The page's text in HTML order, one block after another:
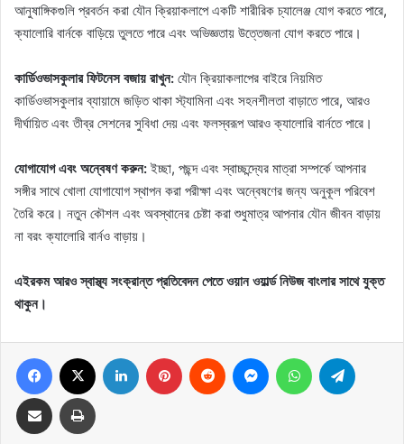
আনুষাঙ্গিকগুলি প্রবর্তন করা যৌন ক্রিয়াকলাপে একটি শারীরিক চ্যালেঞ্জ যোগ করতে পারে,
ক্যালোরি বার্নকে বাড়িয়ে তুলতে পারে এবং অভিজ্ঞতায় উত্তেজনা যোগ করতে পারে।
কার্ডিওভাসকুলার ফিটনেস বজায় রাখুন: যৌন ক্রিয়াকলাপের বাইরে নিয়মিত
কার্ডিওভাসকুলার ব্যায়ামে জড়িত থাকা স্ট্যামিনা এবং সহনশীলতা বাড়াতে পারে, আরও
দীর্ঘায়িত এবং তীব্র সেশনের সুবিধা দেয় এবং ফলস্বরূপ আরও ক্যালোরি বার্নতে পারে।
যোগাযোগ এবং অন্বেষণ করুন: ইচ্ছা, পছন্দ এবং স্বাচ্ছন্দ্যের মাত্রা সম্পর্কে আপনার
সঙ্গীর সাথে খোলা যোগাযোগ স্থাপন করা পরীক্ষা এবং অন্বেষণের জন্য অনুকূল পরিবেশ
তৈরি করে। নতুন কৌশল এবং অবস্থানের চেষ্টা করা শুধুমাত্র আপনার যৌন জীবন বাড়ায়
না বরং ক্যালোরি বার্নও বাড়ায়।
এইরকম আরও স্বাস্থ্য সংক্রান্ত প্রতিবেদন পেতে ওয়ান ওয়ার্ল্ড নিউজ বাংলার সাথে যুক্ত
থাকুন।